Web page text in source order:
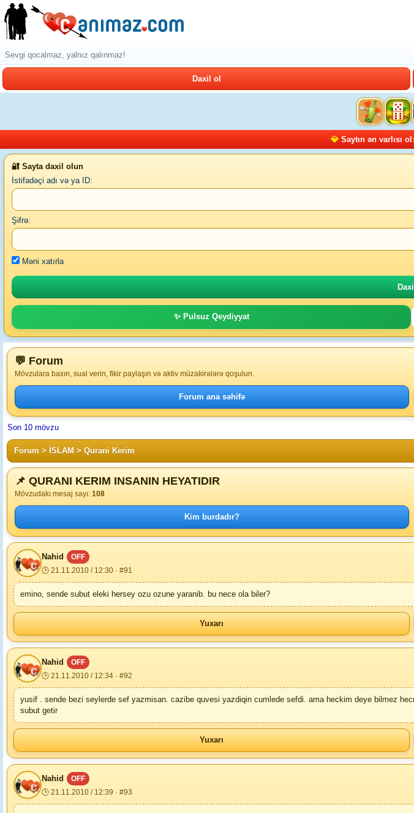
Sevgi qocalmaz, yalnız qalınmaz!
Daxil ol
💎 Saytın ən varlısı ol :
🔐 Sayta daxil olun
İstifadəçi adı və ya ID:
Şifrə:
Məni xatırla
✨ Pulsuz Qeydiyyat
💬 Forum
Mövzulara baxın, sual verin, fikir paylaşın və aktiv müzakirələrə qoşulun.
Forum ana səhifə
Son 10 mövzu
Forum > İSLAM > Qurani Kerim
📌 QURANI KERIM INSANIN HEYATIDIR
Mövzudakı mesaj sayı: 108
Kim burdadır?
Nahid
OFF
🕒 21.11.2010 / 12:30 · #91
emino, sende subut eleki hersey ozu ozune yaranib. bu nece ola biler?
Yuxarı
Nahid
OFF
🕒 21.11.2010 / 12:34 · #92
yusif . sende bezi seylerde sef yazmisan. cazibe quvesi yazdiqin cumlede sefdi. ama heckim deye bilmez
subut getir
Yuxarı
Nahid
OFF
🕒 21.11.2010 / 12:39 · #93